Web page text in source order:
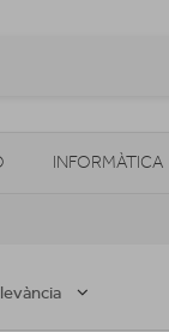
INFORMÀTICA